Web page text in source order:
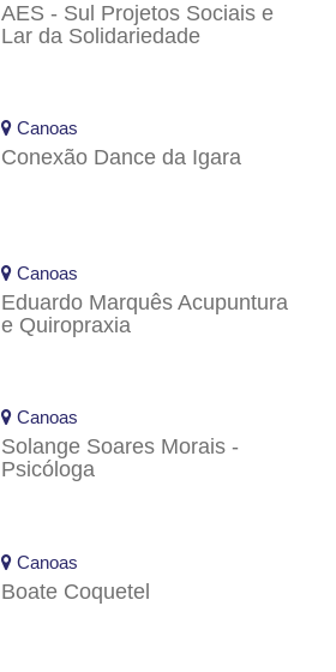
AES - Sul Projetos Sociais e
Lar da Solidariedade
Canoas
Conexão Dance da Igara
Canoas
Eduardo Marquês Acupuntura
e Quiropraxia
Canoas
Solange Soares Morais -
Psicóloga
Canoas
Boate Coquetel